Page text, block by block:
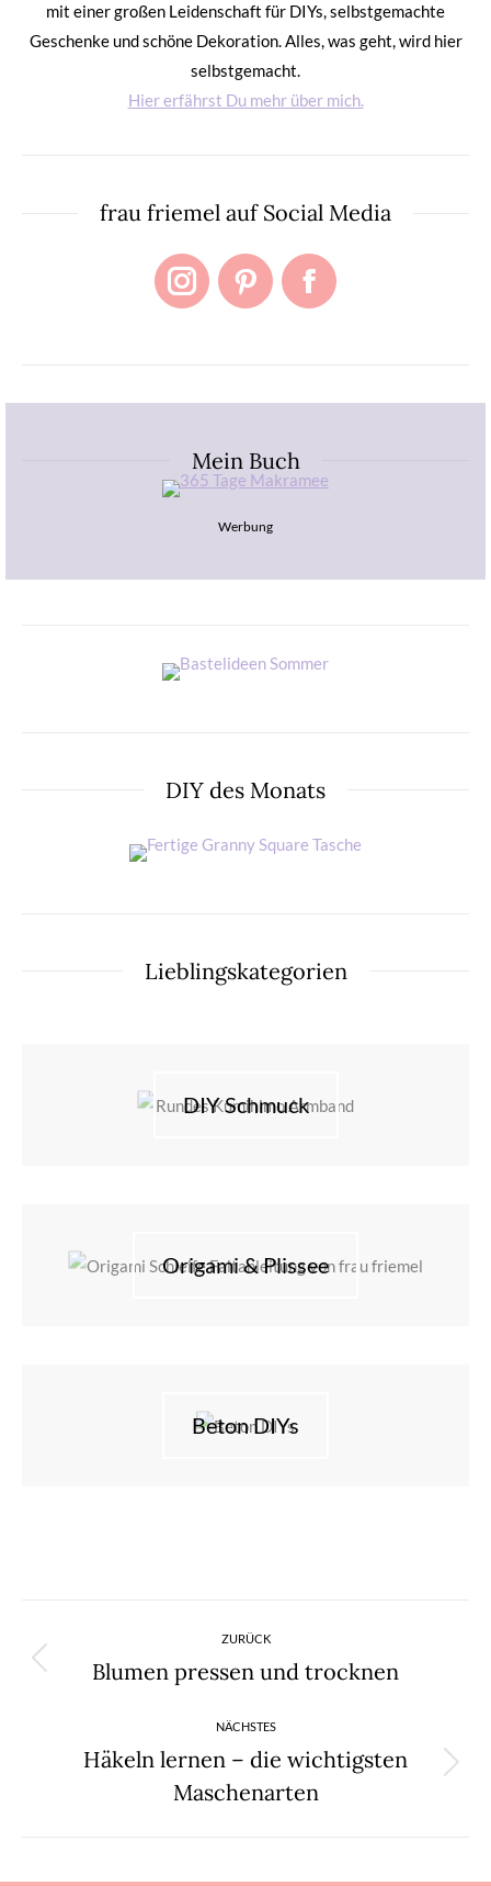
mit einer großen Leidenschaft für DIYs, selbstgemachte
Geschenke und schöne Dekoration. Alles, was geht, wird hier
selbstgemacht.
Hier erfährst Du mehr über mich.
frau friemel auf Social Media
Instagram
PinterestFacebook
Mein Buch
Werbung
DIY des Monats
Lieblingskategorien
DIY Schmuck
Origami & Plissee
Beton DIYs
ZURÜCK
Vorheriger
Blumen pressen und trocknen
NÄCHSTES
Nächster
Beitrag:
Häkeln lernen – die wichtigsten
Maschenarten